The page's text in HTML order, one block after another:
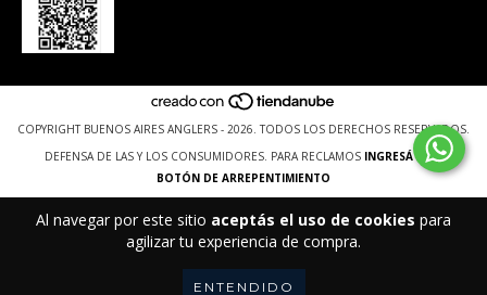
Al navegar por este sitio aceptás el uso de cookies para
agilizar tu experiencia de compra.
ENTENDIDO
COPYRIGHT BUENOS AIRES ANGLERS - 2026. TODOS LOS DERECHOS RESERVADOS.
DEFENSA DE LAS Y LOS CONSUMIDORES. PARA RECLAMOS INGRESÁ ACÁ.
BOTÓN DE ARREPENTIMIENTO